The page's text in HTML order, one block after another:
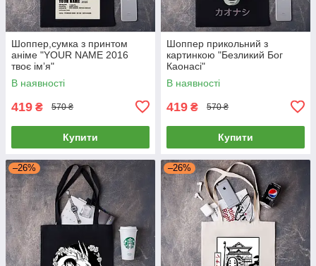
Шоппер,сумка з принтом
аніме "YOUR NAME 2016
твоє імʼя"
В наявності
419 ₴ 570 ₴
Купити
Шоппер прикольний з
картинкою "Безликий Бог
Каонасі"
В наявності
419 ₴ 570 ₴
Купити
–26% –26%